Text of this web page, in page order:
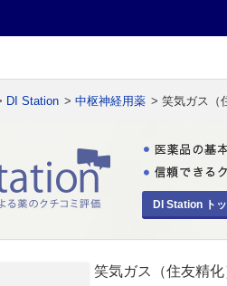
DI Station > 中枢神経用薬 > 笑気ガス（
DI Station ト
笑気ガス（住友精化